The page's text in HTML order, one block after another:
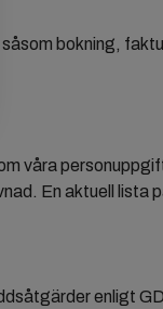
bokning,
våra
En aktuell lista
enligt